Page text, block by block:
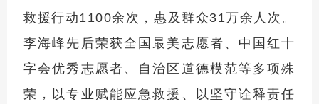
救援行动1100余次，惠及群众31万余人次。
李海峰先后荣获全国最美志愿者、中国红十
字会优秀志愿者、自治区道德模范等多项殊
荣，以专业赋能应急救援、以坚守诠释责任